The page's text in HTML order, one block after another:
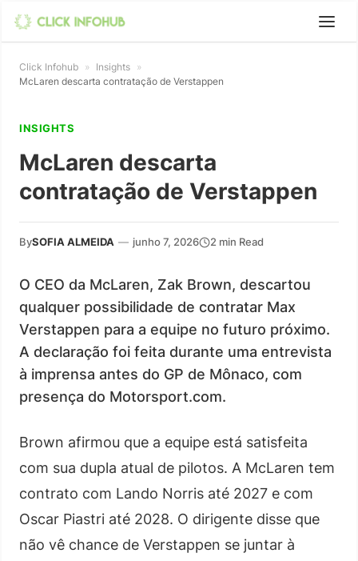
Click Infohub » Insights »
McLaren descarta contratação de Verstappen
INSIGHTS
McLaren descarta
contratação de Verstappen
BySOFIA ALMEIDA — junho 7, 2026 2 min Read
O CEO da McLaren, Zak Brown, descartou
qualquer possibilidade de contratar Max
Verstappen para a equipe no futuro próximo.
A declaração foi feita durante uma entrevista
à imprensa antes do GP de Mônaco, com
presença do Motorsport.com.
Brown afirmou que a equipe está satisfeita
com sua dupla atual de pilotos. A McLaren tem
contrato com Lando Norris até 2027 e com
Oscar Piastri até 2028. O dirigente disse que
não vê chance de Verstappen se juntar à